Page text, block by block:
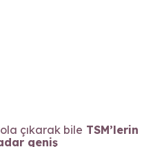
çıkarak bile TSM’lerin
geniş